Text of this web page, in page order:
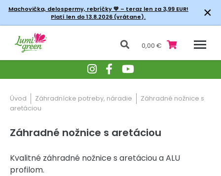
Machovička, delospermy, rebríčky💚 – teraz len za 3,99 EUR!
Platí len do 13.8.2026 (vrátane).
×
0,00 €
Úvod Záhradnícke potreby, náradie
Záhradné nožnice s
aretáciou
Záhradné nožnice s aretáciou
Kvalitné záhradné nožnice s aretáciou a ALU
profilom.